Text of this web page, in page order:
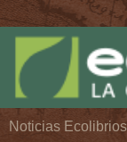
Noticias Ecolibrios